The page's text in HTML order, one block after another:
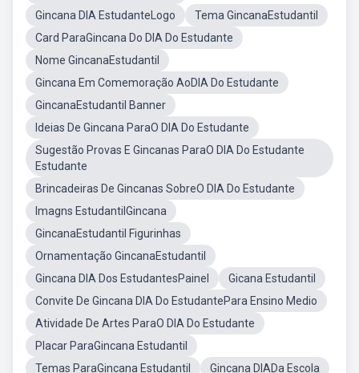
Gincana DIA EstudanteLogo
Tema GincanaEstudantil
Card ParaGincana Do DIA Do Estudante
Nome GincanaEstudantil
Gincana Em Comemoração AoDIA Do Estudante
GincanaEstudantil Banner
Ideias De Gincana ParaO DIA Do Estudante
Sugestão Provas E Gincanas ParaO DIA Do Estudante
Estudante
Brincadeiras De Gincanas SobreO DIA Do Estudante
Imagns EstudantilGincana
GincanaEstudantil Figurinhas
Ornamentação GincanaEstudantil
Gincana DIA Dos EstudantesPainel
Gicana Estudantil
Convite De Gincana DIA Do EstudantePara Ensino Medio
Atividade De Artes ParaO DIA Do Estudante
Placar ParaGincana Estudantil
Temas ParaGincana Estudantil
Gincana DIADa Escola